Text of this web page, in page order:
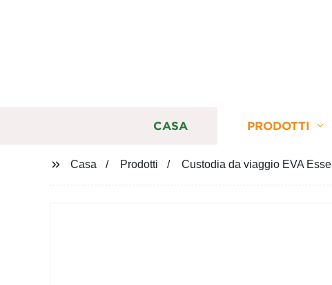
CASA PRODOTTI
Casa Prodotti Custodia da viaggio EVA